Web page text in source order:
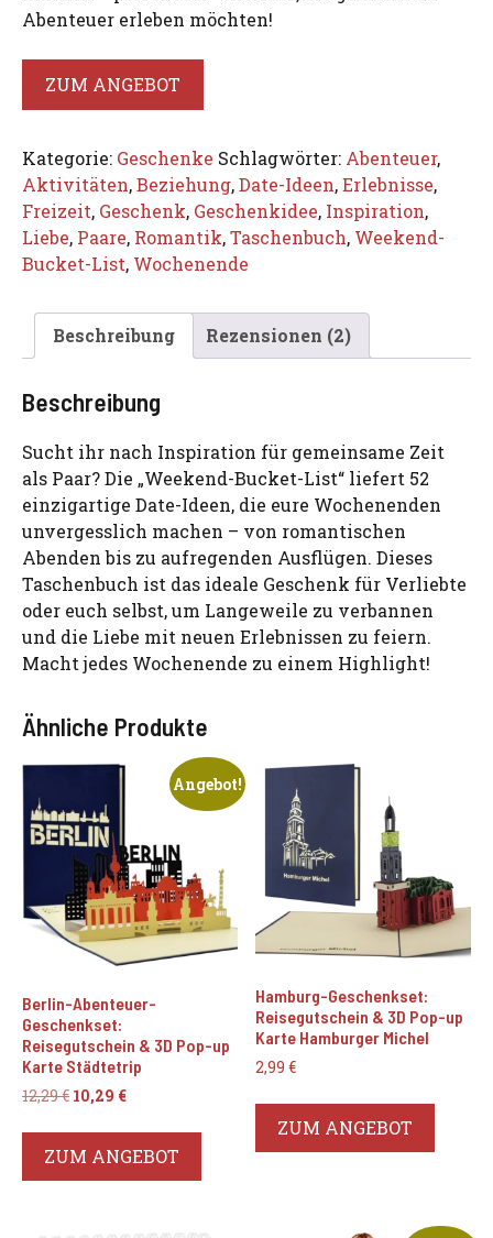
Abenteuer erleben möchten!
ZUM ANGEBOT
Kategorie: Geschenke Schlagwörter: Abenteuer,
Aktivitäten,Beziehung,Date-Ideen,Erlebnisse,
Freizeit, Geschenk, Geschenkidee, Inspiration,
Liebe, Paare, Romantik,Taschenbuch, Weekend-
Bucket-List, Wochenende
Beschreibung Rezensionen (2)
Beschreibung
Sucht ihr nach Inspiration für gemeinsame Zeit
als Paar? Die „Weekend-Bucket-List“ liefert 52
einzigartige Date-Ideen, die eure Wochenenden
unvergesslich machen – von romantischen
Abenden bis zu aufregenden Ausflügen. Dieses
Taschenbuch ist das ideale Geschenk für Verliebte
oder euch selbst, um Langeweile zu verbannen
und die Liebe mit neuen Erlebnissen zu feiern.
Macht jedes Wochenende zu einem Highlight!
Ähnliche Produkte
Angebot!
Berlin-Abenteuer-
Geschenkset:
Reisegutschein & 3D Pop-up
Karte Städtetrip
12,29€ Ursprünglicher
war:
12,29 €
10,29 €Aktueller
ist:
10,29 €.
ZUM ANGEBOT
Hamburg-Geschenkset:
Reisegutschein & 3D Pop-up
Karte Hamburger Michel
2,99€
ZUM ANGEBOT